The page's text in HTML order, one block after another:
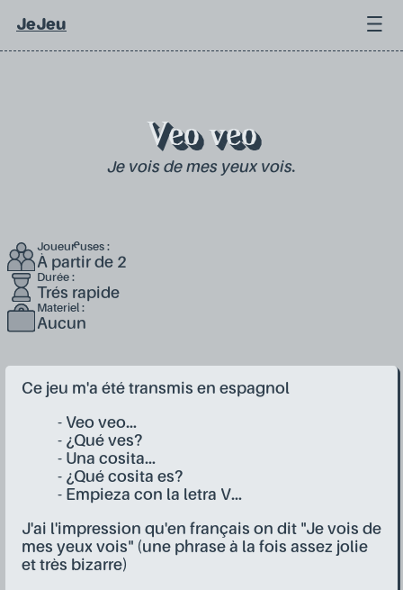
JeJeu
Veo veo
Je vois de mes yeux vois.
Joueur·euses :
À partir de 2
Durée :
Trés rapide
Materiel :
Aucun
Ce jeu m'a été transmis en espagnol
- Veo veo...
- ¿Qué ves?
- Una cosita...
- ¿Qué cosita es?
- Empieza con la letra V...
J'ai l'impression qu'en français on dit "Je vois de
mes yeux vois" (une phrase à la fois assez jolie
et très bizarre)